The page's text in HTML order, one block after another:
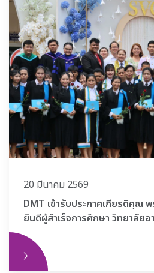
20 มีนาคม 2569
DMT เข้ารับประกาศเกียรติคุณ
ยินดีผู้สำเร็จการศึกษา วิทยาลัย